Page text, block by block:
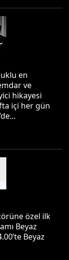
en
ve
hikayesi
içi her gün
özel ilk
Beyaz
Beyaz